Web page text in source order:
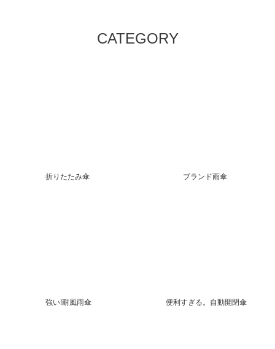
CATEGORY
折りたたみ傘 ブランド雨傘
強い!耐風雨傘 便利すぎる。自動開閉傘